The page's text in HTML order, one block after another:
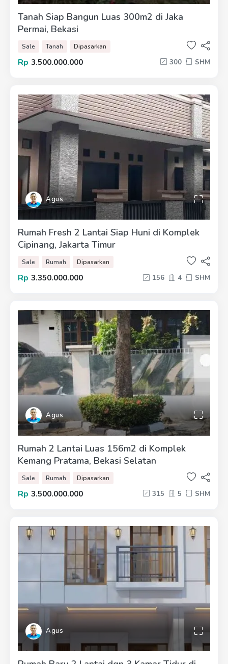
Tanah Siap Bangun Luas 300m2 di Jaka
Permai, Bekasi
Sale Tanah Dipasarkan
Rp 3.500.000.000 300 SHM
Agus
Rumah Fresh 2 Lantai Siap Huni di Komplek
Cipinang, Jakarta Timur
Sale Rumah Dipasarkan
Rp 3.350.000.000 156 4 SHM
Agus
Rumah 2 Lantai Luas 156m2 di Komplek
Kemang Pratama, Bekasi Selatan
Sale Rumah Dipasarkan
Rp 3.500.000.000 315 5 SHM
Agus